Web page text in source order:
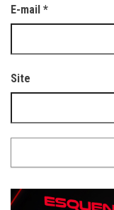
E-mail *
Site